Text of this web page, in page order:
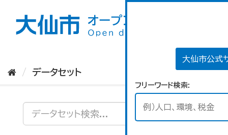
大仙市公式
フリーワード検索
データセット